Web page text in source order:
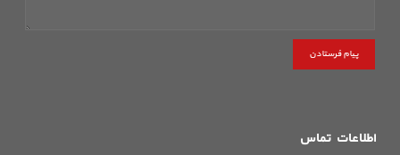
پیام فرستادن
اطلاعات تماس